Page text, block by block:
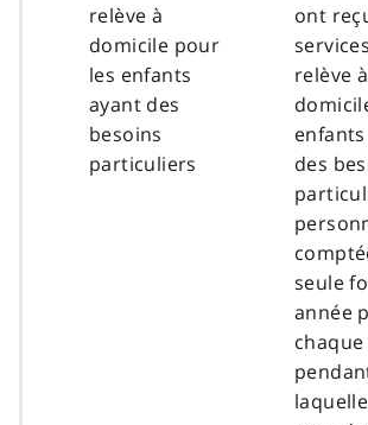
relève à
domicile pour
les enfants
ayant des
besoins
particuliers
ont
relève à
des
seule
année